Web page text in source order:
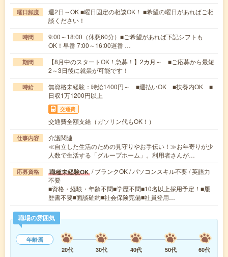
曜日頻度
週2日～OK ■曜日固定の相談OK！ ■希望の曜日があればご相
談ください！
時間
9:00～18:00（休憩60分）■ご希望があれば下記シフトも
OK！早番 7:00～16:00遅番 …
期間
【8月中のスタートOK！急募！】2カ月～ ■ご応募から最短
2～3日後に就業が可能です！
時給
無資格未経験：時給1400円～ ■週払いOK ■扶養内OK ■
日収1万1200円以上
交通費
交通費全額支給（ガソリン代もOK！）
仕事内容
介護関連
≪自立した生活のための見守りやお手伝い！≫お年寄りが少
人数で生活する「グループホーム」。利用者さんが…
応募資格 職種未経験OK / ブランクOK / パソコンスキル不要 / 英語力
不要
■資格・経験・年齢不問■学歴不問■10名以上採用予定！■履
歴書不要■面談確約■社会保険完備■社員登用…
職場の雰囲気
年齢層
20代
30代 40代 50代
60代